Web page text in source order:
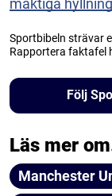
mäktiga
Sportbibeln strävar
Rapportera faktafel
Följ
Läs mer
Manchester